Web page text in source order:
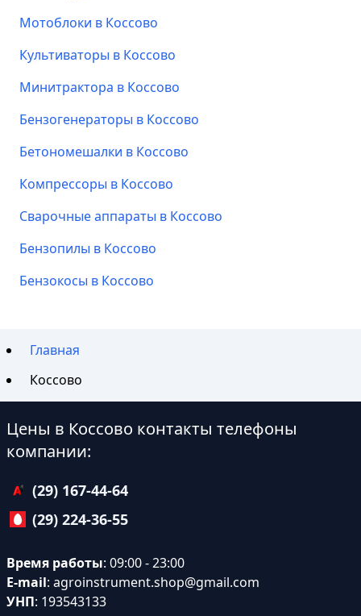
Мотоблоки в Коссово
Культиваторы в Коссово
Минитрактора в Коссово
Бензогенераторы в Коссово
Бетономешалки в Коссово
Компрессоры в Коссово
Сварочные аппараты в Коссово
Бензопилы в Коссово
Бензокосы в Коссово
Главная
Коссово
Цены в Коссово контакты телефоны
компании:
(29) 167-44-64
(29) 224-36-55
Время работы: 09:00 - 23:00
E-mail: agroinstrument.shop@gmail.com
УНП: 193543133